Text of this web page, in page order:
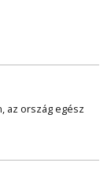
az ország egész